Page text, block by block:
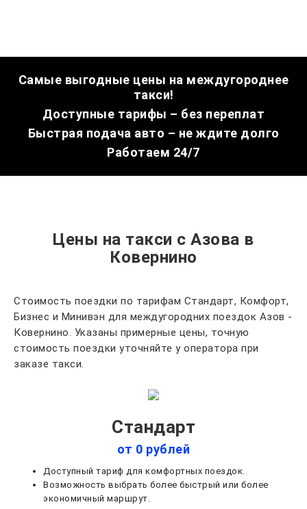
Самые выгодные цены на междугороднее
такси!
Доступные тарифы – без переплат
Быстрая подача авто – не ждите долго
Работаем 24/7
Цены на такси с Азова в
Ковернино
Стоимость поездки по тарифам Стандарт, Комфорт,
Бизнес и Минивэн для междугородних поездок Азов -
Ковернино. Указаны примерные цены, точную
стоимость поездки уточняйте у оператора при
заказе такси.
Стандарт
от 0 рублей
Доступный тариф для комфортных поездок.
Возможность выбрать более быстрый или более
экономичный маршрут.